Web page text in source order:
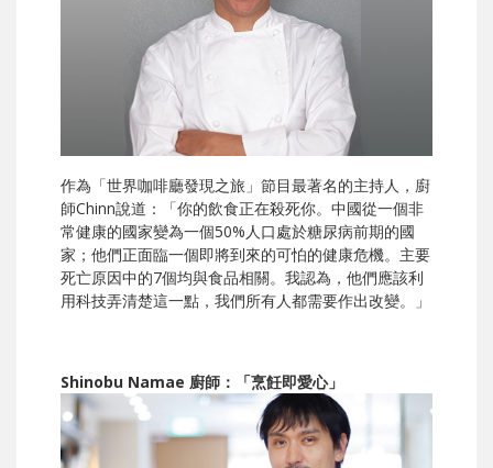
作為「世界咖啡廳發現之旅」節目最著名的主持人，廚
師Chinn說道：「你的飲食正在殺死你。中國從一個非
常健康的國家變為一個50%人口處於糖尿病前期的國
家；他們正面臨一個即將到來的可怕的健康危機。主要
死亡原因中的7個均與食品相關。我認為，他們應該利
用科技弄清楚這一點，我們所有人都需要作出改變。」
Shinobu Namae 廚師：「烹飪即愛心」